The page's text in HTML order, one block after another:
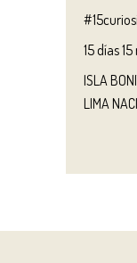
15 días
ISLA
LIMA